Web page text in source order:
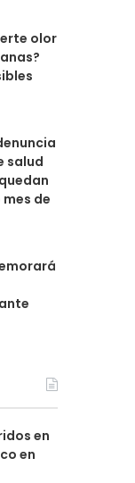
olor
salud
de
en
en